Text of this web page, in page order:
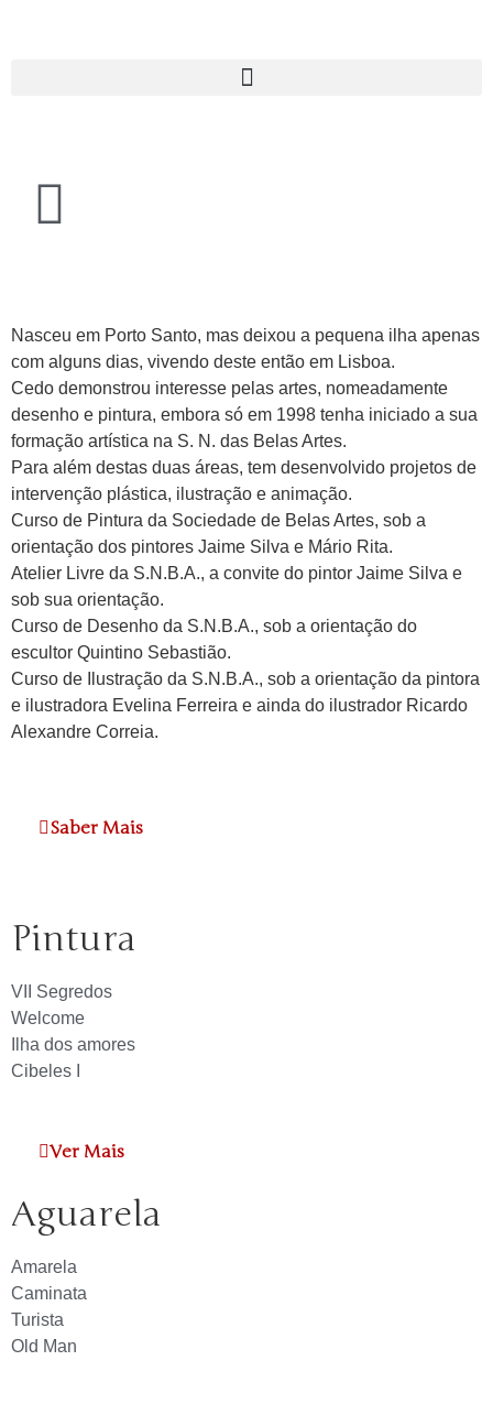
Nasceu em Porto Santo, mas deixou a pequena ilha apenas
com alguns dias, vivendo deste então em Lisboa.
Cedo demonstrou interesse pelas artes, nomeadamente
desenho e pintura, embora só em 1998 tenha iniciado a sua
formação artística na S. N. das Belas Artes.
Para além destas duas áreas, tem desenvolvido projetos de
intervenção plástica, ilustração e animação.
Curso de Pintura da Sociedade de Belas Artes, sob a
orientação dos pintores Jaime Silva e Mário Rita.
Atelier Livre da S.N.B.A., a convite do pintor Jaime Silva e
sob sua orientação.
Curso de Desenho da S.N.B.A., sob a orientação do
escultor Quintino Sebastião.
Curso de Ilustração da S.N.B.A., sob a orientação da pintora
e ilustradora Evelina Ferreira e ainda do ilustrador Ricardo
Alexandre Correia.
Saber Mais
Pintura
VII Segredos
Welcome
Ilha dos amores
Cibeles I
Ver Mais
Aguarela
Amarela
Caminata
Turista
Old Man